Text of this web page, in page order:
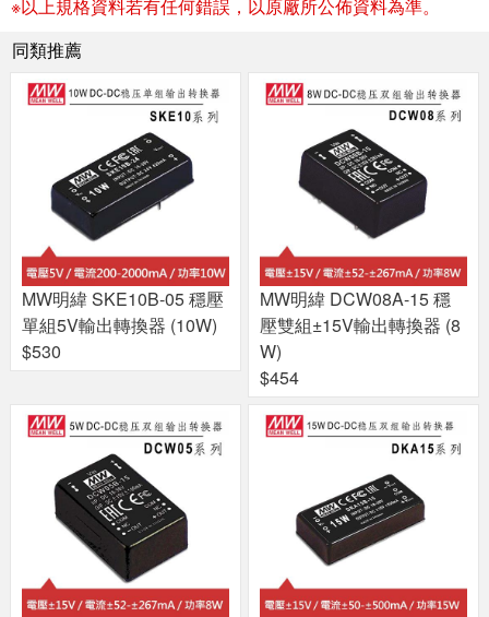
※以上規格資料若有任何錯誤，以原廠所公佈資料為準。
同類推薦
MW明緯 SKE10B-05 穩壓
單組5V輸出轉換器 (10W)
$530
MW明緯 DCW08A-15 穩
壓雙組±15V輸出轉換器 (8
W)
$454